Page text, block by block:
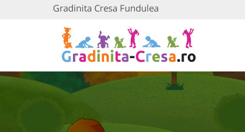
Gradinita Cresa Fundulea